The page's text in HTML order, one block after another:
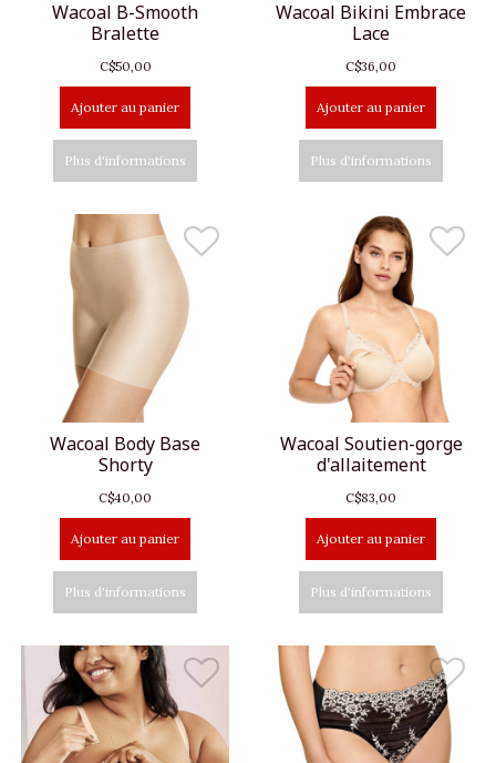
Wacoal B-Smooth
Bralette
C$50,00
Ajouter au panier
Plus d'informations
Wacoal Bikini Embrace
Lace
C$36,00
Ajouter au panier
Plus d'informations
Wacoal Body Base
Shorty
C$40,00
Ajouter au panier
Plus d'informations
Wacoal Soutien-gorge
d'allaitement
C$83,00
Ajouter au panier
Plus d'informations